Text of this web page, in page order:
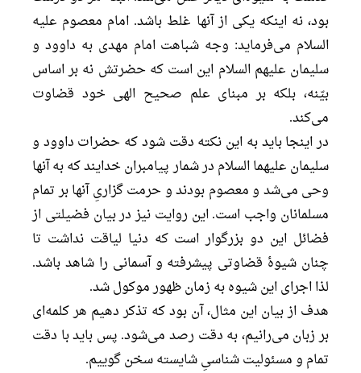
بود، نه اینکه یکی از آنها غلط باشد. امام معصوم علیه
السلام می‌فرماید: وجه شباهت امام مهدی به داوود و
سلیمان علیهم السلام این است که حضرتش نه بر اساس
بیّنه، بلکه بر مبنای علم صحیح الهی خود قضاوت
می‌کند.
در اینجا باید به این نکته دقت شود که حضرات داوود و
سلیمان علیهما السلام در شمار پیامبران خدایند که به آنها
وحی می‌شد و معصوم بودند و حرمت گزاریِ آنها بر تمام
مسلمانان واجب است. این روایت نیز در بیان فضیلتی از
فضائل این دو بزرگوار است که دنیا لیاقت نداشت تا
چنان شیوۀ قضاوتی پیشرفته و آسمانی را شاهد باشد.
لذا اجرای این شیوه به زمان ظهور موکول شد.
هدف از بیان این مثال، آن بود که تذکر دهیم هر کلمه‌ای
بر زبان می‌رانیم، به دقت رصد می‌شود. پس باید با دقت
تمام و مسئولیت شناسیِ شایسته سخن گوییم.